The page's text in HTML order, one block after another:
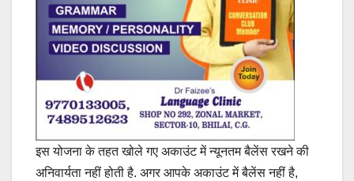
इस योजना के तहत खोले गए अकाउंट में न्यूनतम बैलेंस रखने की
अनिवार्यता नहीं होती है. अगर आपके अकाउंट में बैलेंस नहीं है,